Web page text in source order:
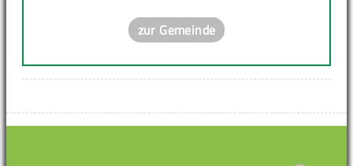
zur Gemeinde